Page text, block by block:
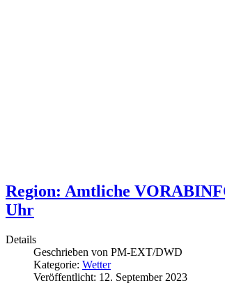
Region: Amtliche
Uhr
Details
Geschrieben von PM-EXT/DWD
Kategorie: Wetter
Veröffentlicht: 12. September 2023